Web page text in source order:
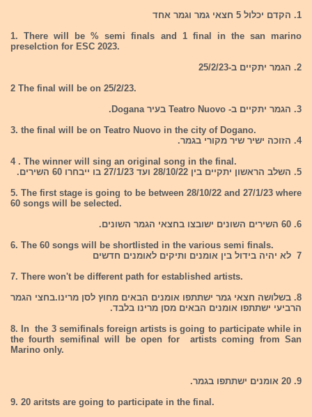
1. הקדם יכלול 5 חצאי גמר וגמר אחד
1. There will be % semi finals and 1 final in the san marino
preselction for ESC 2023.
2. הגמר יתקיים ב-25/2/23
2 The final will be on 25/2/23.
3. הגמר יתקיים ב- Teatro Nuovo בעיר Dogana.
3. the final will be on Teatro Nuovo in the city of Dogano.
4. הזוכה ישיר שיר מקורי בגמר.
4 . The winner will sing an original song in the final.
5. השלב הראשון יתקיים בין 28/10/22 ועד 27/1/23 בו ייבחרו 60 השירים.
5. The first stage is going to be between 28/10/22 and 27/1/23 where
60 songs will be selected.
6. 60 השירים השונים ישובצו בחצאי הגמר השונים.
6. The 60 songs will be shortlisted in the various semi finals.
7 לא יהיה בידול בין אומנים ותיקים לאומנים חדשים
7. There won't be different path for established artists.
8. בשלושה חצאי גמר ישתתפו אומנים הבאים מחוץ לסן מרינו.בחצי הגמר
הרביעי ישתתפו אומנים הבאים מסן מרינו בלבד.
8. In the 3 semifinals foreign artists is going to participate while in
the fourth semifinal will be open for artists coming from San
Marino only.
9. 20 אומנים ישתתפו בגמר.
9. 20 aritsts are going to participate in the final.